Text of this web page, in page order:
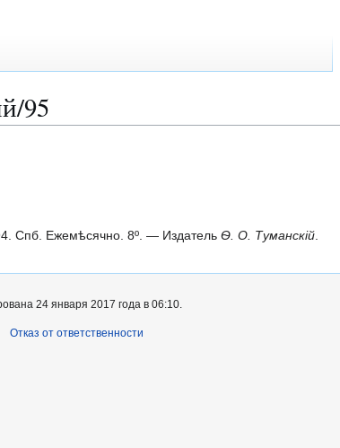
95
Спб. Ежемѣсячно. 8º. — Издатель Ѳ. О. Туманскій
24 января 2017 года в 06:10.
Отказ от ответственности